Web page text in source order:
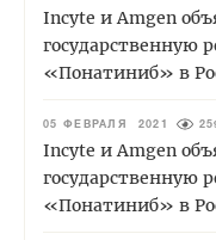
Incyte и Amgen
государственную
«Понатиниб» в
05 ФЕВРАЛЯ 2021
Incyte и Amgen
государственную
«Понатиниб» в